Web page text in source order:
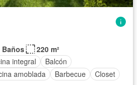
Baños
220 m²
integral
Balcón
amoblada Barbecue
Closet